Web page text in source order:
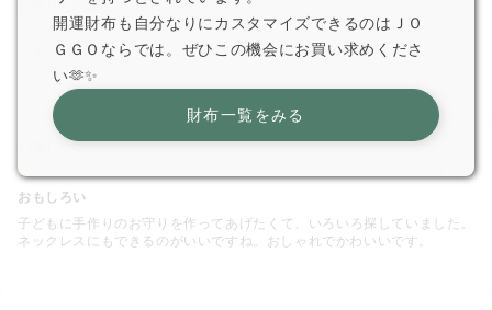
お守りと一緒にプレゼント
以前こちらを見つけ、お守りを贈る際は一緒に贈ろうと決めていました。
今年、娘夫婦に子どもができたので、安産守りと一緒に贈らせていただき
ました。
さん
2021.6.24
おもしろい
子どもに手作りのお守りを作ってあげたくて、いろいろ探していました。
ネックレスにもできるのがいいですね。おしゃれでかわいいです。
開運財布も自分なりにカスタマイズできるのはＪＯ
ＧＧＯならでは。ぜひこの機会にお買い求めくださ
い🫶✨
財布一覧をみる